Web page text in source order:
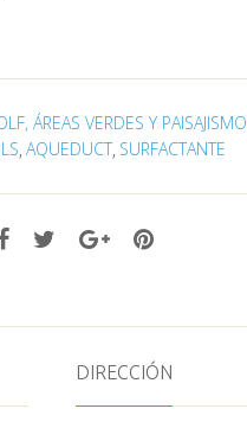
ÁREAS VERDES Y PAISAJISMO
AQUEDUCT SURFACTANTE
DIRECCIÓN